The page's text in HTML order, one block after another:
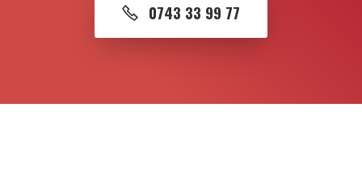
0743 33 99 77